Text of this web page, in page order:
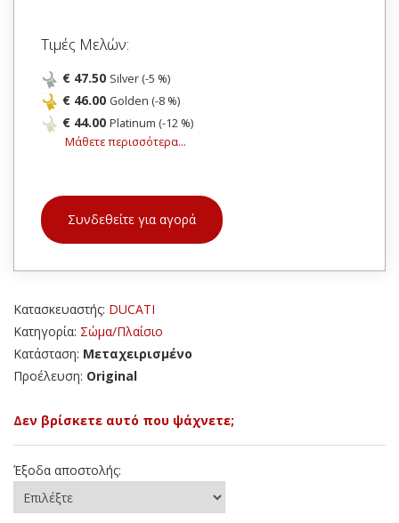
Τιμές Μελών:
€ 47.50 Silver (-5 %)
€ 46.00 Golden (-8 %)
€ 44.00 Platinum (-12 %)
Μάθετε περισσότερα...
Συνδεθείτε για αγορά
Κατασκευαστής: DUCATI
Κατηγορία: Σώμα/Πλαίσιο
Κατάσταση: Μεταχειρισμένο
Προέλευση: Original
Δεν βρίσκετε αυτό που ψάχνετε;
Έξοδα αποστολής: